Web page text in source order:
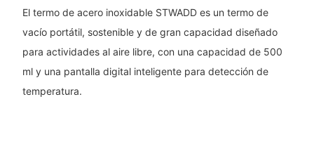
El termo de acero inoxidable STWADD es un termo de
vacío portátil, sostenible y de gran capacidad diseñado
para actividades al aire libre, con una capacidad de 500
ml y una pantalla digital inteligente para detección de
temperatura.